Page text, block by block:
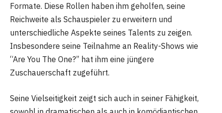
Formate. Diese Rollen haben ihm geholfen, seine
Reichweite als Schauspieler zu erweitern und
unterschiedliche Aspekte seines Talents zu zeigen.
Insbesondere seine Teilnahme an Reality-Shows wie
“Are You The One?” hat ihm eine jüngere
Zuschauerschaft zugeführt.
Seine Vielseitigkeit zeigt sich auch in seiner Fähigkeit,